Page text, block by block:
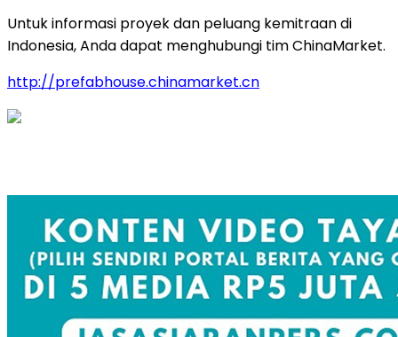
Untuk informasi proyek dan peluang kemitraan di
Indonesia, Anda dapat menghubungi tim ChinaMarket.
http://prefabhouse.chinamarket.cn